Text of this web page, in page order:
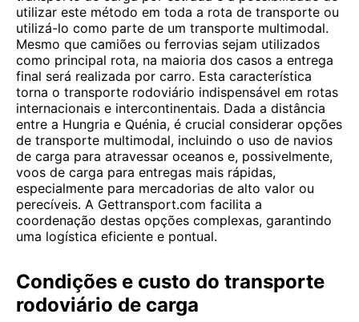
utilizar este método em toda a rota de transporte ou
utilizá-lo como parte de um transporte multimodal.
Mesmo que camiões ou ferrovias sejam utilizados
como principal rota, na maioria dos casos a entrega
final será realizada por carro. Esta característica
torna o transporte rodoviário indispensável em rotas
internacionais e intercontinentais. Dada a distância
entre a Hungria e Quénia, é crucial considerar opções
de transporte multimodal, incluindo o uso de navios
de carga para atravessar oceanos e, possivelmente,
voos de carga para entregas mais rápidas,
especialmente para mercadorias de alto valor ou
perecíveis. A Gettransport.com facilita a
coordenação destas opções complexas, garantindo
uma logística eficiente e pontual.
Condições e custo do transporte
rodoviário de carga